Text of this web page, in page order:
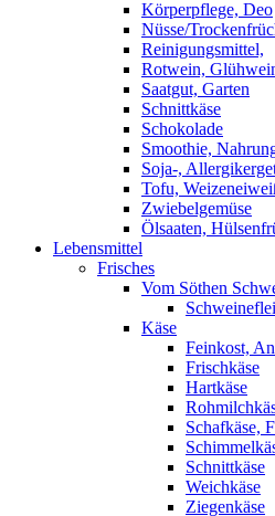
Körperpflege, Deo
Nüsse/
Reinigungsmittel,
Rotwein,
Saatgut, Garten
Schnittkäse
Schokolade
Smoothie,
Soja-,
Tofu,
Zwiebelgemüse
Ölsaaten,
Lebensmittel
Frisches
Vom Söthen
Käse
Feinkost,
Frischkäse
Hartkäse
Schafkäse,
Schnittkäse
Weichkäse
Ziegenkäse